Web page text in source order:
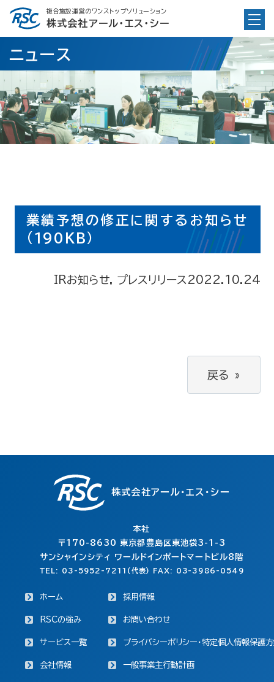
Skip
content
複合施設運営のワンストップソリューション
株式会社アール・エス・シー
ニュース
業績予想の修正に関するお知らせ
(190KB）
IRお知らせ, プレスリリース 2022.10.24
戻る »
株式会社アール・エス・シー
本社
〒170-8630東京都豊島区東池袋3-1-3
サンシャインシティ ワールドインポートマートビル8階
TEL: 03-5952-7211(代表) FAX: 03-3986-0549
ホーム
RSCの強み
サービス一覧
会社情報
採用情報
お問い合わせ
プライバシーポリシー・特定個人情報保護
一般事業主行動計画